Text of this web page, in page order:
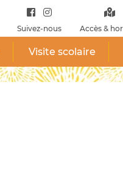
Suivez-nous Accès &
Visite scolaire